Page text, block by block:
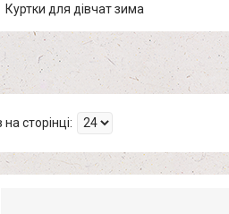
Куртки для дівчат зима